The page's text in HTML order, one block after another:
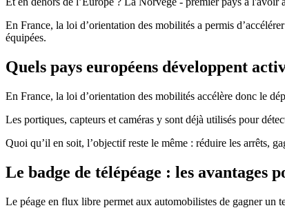
En France, la loi d’orientation des mobilités a permis
équipées.
Quels pays européens développent
En France, la loi d’orientation des mobilités accélère donc le
Les portiques, capteurs et caméras y sont déjà utilisés pour
Quoi qu’il en soit, l’objectif reste le même : réduire les arrêts,
Le badge de télépéage : les avantages
Le péage en flux libre permet aux automobilistes de gagner un